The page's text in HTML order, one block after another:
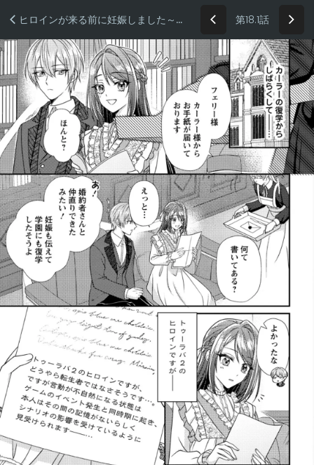
ヒロインが来る前に妊娠しました～詰んだはずの悪役令嬢ですが、どうやら違うようです～ 第18.1話